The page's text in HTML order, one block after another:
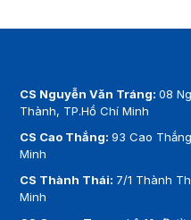
CS Nguyễn Văn Tráng:08
Thành, TP.Hồ Chí Minh
CS Cao Thắng:93 Cao
Minh
CS Thành Thái: 7/1 Thành
Minh